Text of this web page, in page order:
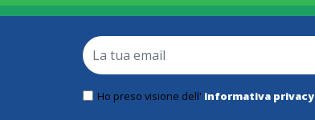
Ho preso visione dell' informativa privacy